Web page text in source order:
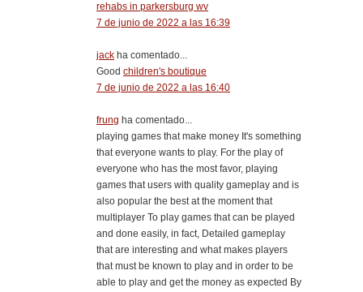
rehabs in parkersburg wv
7 de junio de 2022 a las 16:39
jack ha comentado...
Good children's boutique
7 de junio de 2022 a las 16:40
frung ha comentado...
playing games that make money It's something
that everyone wants to play. For the play of
everyone who has the most favor, playing
games that users with quality gameplay and is
also popular the best at the moment that
multiplayer To play games that can be played
and done easily, in fact, Detailed gameplay
that are interesting and what makes players
that must be known to play and in order to be
able to play and get the money as expected By